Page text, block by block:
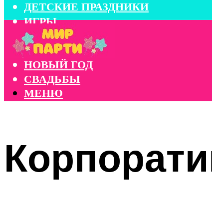
ДЕТСКИЕ ПРАЗДНИКИ
ИГРЫ
КОНКУРСЫ
КОРПОРАТИВЫ
НОВЫЙ ГОД
СВАДЬБЫ
МЕНЮ